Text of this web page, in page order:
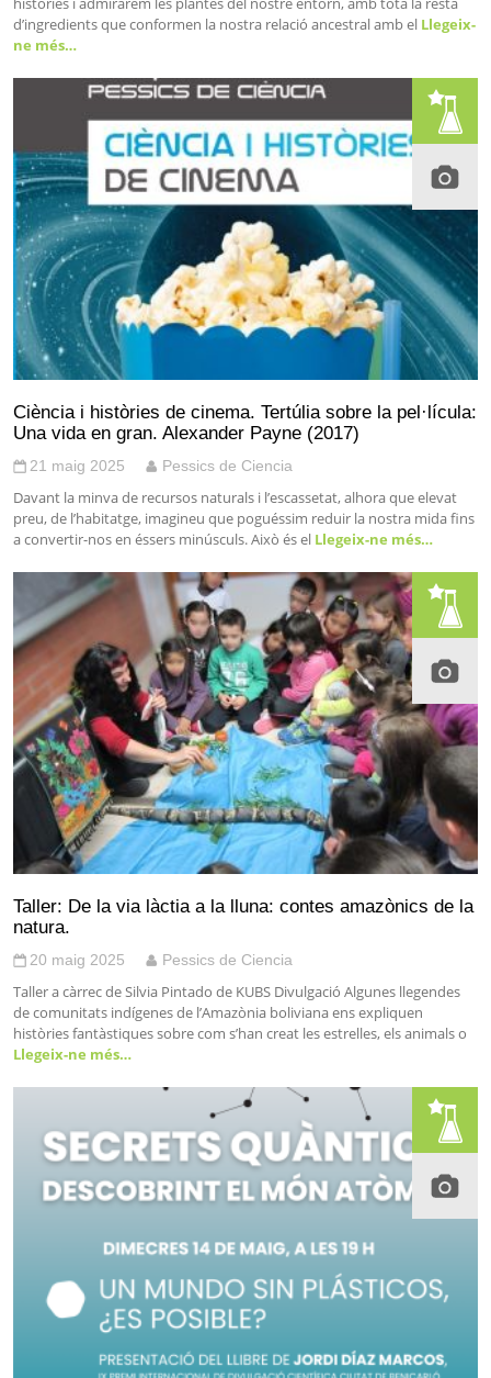
d’ingredients que conformen la nostra relació ancestral amb el Llegeix-
ne més…
Ciència i històries de cinema. Tertúlia sobre la pel·lícula:
Una vida en gran. Alexander Payne (2017)
21 maig 2025 Pessics de Ciencia
Davant la minva de recursos naturals i l’escassetat, alhora que elevat
preu, de l’habitatge, imagineu que poguéssim reduir la nostra mida fins
a convertir-nos en éssers minúsculs. Això és el Llegeix-ne més…
Taller: De la via làctia a la lluna: contes amazònics de la
natura.
20 maig 2025 Pessics de Ciencia
Taller a càrrec de Silvia Pintado de KUBS Divulgació Algunes llegendes
de comunitats indígenes de l’Amazònia boliviana ens expliquen
històries fantàstiques sobre com s’han creat les estrelles, els animals o
Llegeix-ne més…